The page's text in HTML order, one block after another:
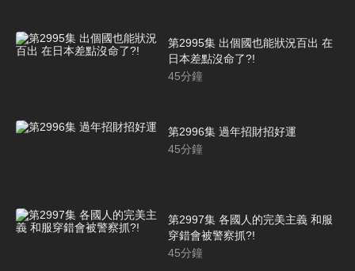
第2995集 出個國也能狀況百出 在
日本差點沒命了?!
45分鐘
第2996集 過年招財招好運
45分鐘
第2997集 各國人的完美主義 和服
穿錯會被警察抓?!
45分鐘